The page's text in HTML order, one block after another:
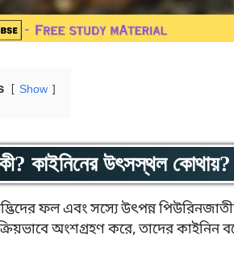
Show
কাইনিনের উৎসস্থল কোথায়?
ফল এবং সস্যে উৎপন্ন
অংশগ্রহণ করে, তাদের কাইনিন